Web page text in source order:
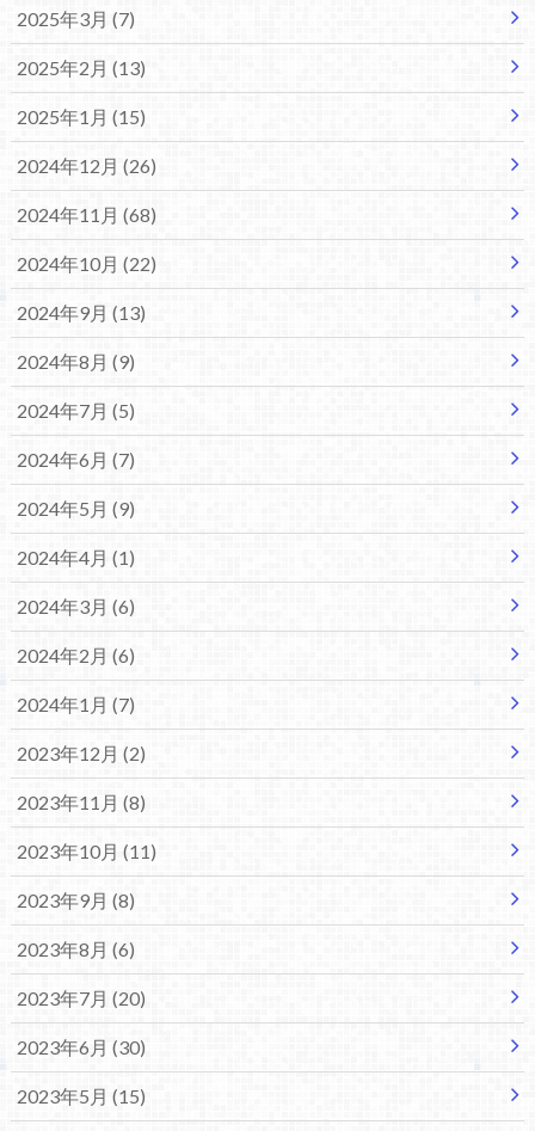
2025年3月 (7)
2025年2月 (13)
2025年1月 (15)
2024年12月 (26)
2024年11月 (68)
2024年10月 (22)
2024年9月 (13)
2024年8月 (9)
2024年7月 (5)
2024年6月 (7)
2024年5月 (9)
2024年4月 (1)
2024年3月 (6)
2024年2月 (6)
2024年1月 (7)
2023年12月 (2)
2023年11月 (8)
2023年10月 (11)
2023年9月 (8)
2023年8月 (6)
2023年7月 (20)
2023年6月 (30)
2023年5月 (15)